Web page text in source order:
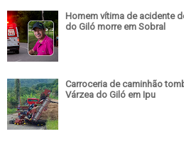
Homem vítima de acidente
do Giló morre em Sobral
Carroceria de caminhão
Várzea do Giló em Ipu